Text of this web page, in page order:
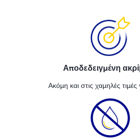
Αποδεδειγμένη
Ακόμη και στις χαμηλές τιμές